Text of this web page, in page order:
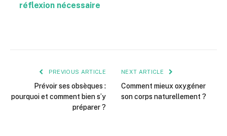
réflexion nécessaire
PREVIOUS ARTICLE
Prévoir ses obsèques :
pourquoi et comment bien s’y
préparer ?
NEXT ARTICLE
Comment mieux oxygéner
son corps naturellement ?